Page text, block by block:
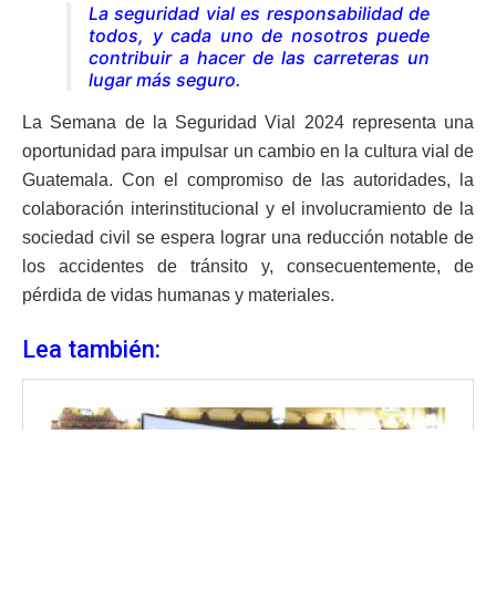
La seguridad vial es responsabilidad de
todos, y cada uno de nosotros puede
contribuir a hacer de las carreteras un
lugar más seguro.
La Semana de la Seguridad Vial 2024 representa una
oportunidad para impulsar un cambio en la cultura vial de
Guatemala. Con el compromiso de las autoridades, la
colaboración interinstitucional y el involucramiento de la
sociedad civil se espera lograr una reducción notable de
los accidentes de tránsito y, consecuentemente, de
pérdida de vidas humanas y materiales.
Lea también: